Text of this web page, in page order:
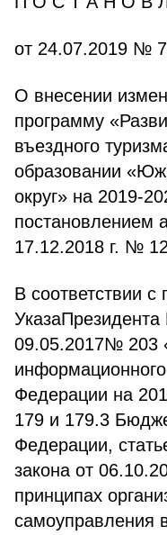
от 24.07.2019 №
О внесении
программу
въездного
образовании
округ» на 2019-
постановлением
17.12.2018 г. №
В соответствии с
09.05.2017№ 203
Федерации на
179 и 179.3
Федерации,
закона от
принципах
самоуправления